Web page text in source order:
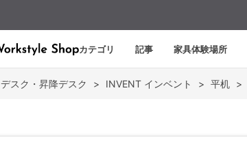
カテゴリ 記事 家具体験場所
デスク・昇降デスク > INVENT インベント > 平机 >